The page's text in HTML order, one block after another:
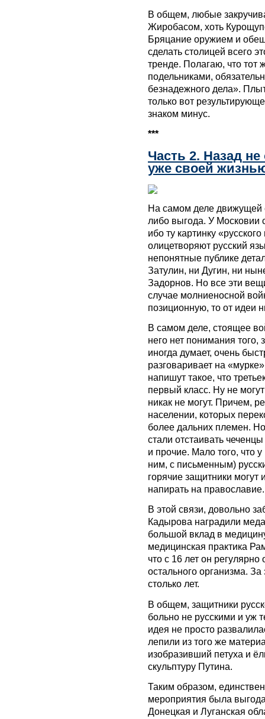
В общем, любые
Жиробасом, хоть
Бряцание оружием и
сделать столицей всего
тренде. Полагаю, что тот
подельниками,
безнадежного дела».
только вот
знаком минус.
***
Часть 2. Назад
уже своей
На самом деле движущей
либо выгода. У Московии
ибо ту картинку
олицетворяют русский
непонятные публике
Затулин, ни Дугин, ни
Задорнов. Но все эти
случае молниеносной
позиционную, то от идеи
В самом деле, стоящее
него нет понимания того,
иногда думает, очень
разговаривает на
напишут такое, что
первый класс. Ну не
никак не могут. Причем,
населении, которых
более дальних племен.
стали отстаивать
и прочие. Мало того, что
ним, с письменным)
горячие защитники могут
напирать на
В этой связи, довольно
Кадырова наградили
большой вклад в
медицинская практика
что с 16 лет он
остального организма. За
столько лет.
В общем, защитники
больно не русскими и уж
идея не просто
лепили из того же
изобразивший петуха и
скульптуру Путина.
Таким образом,
мероприятия была
Донецкая и Луганская